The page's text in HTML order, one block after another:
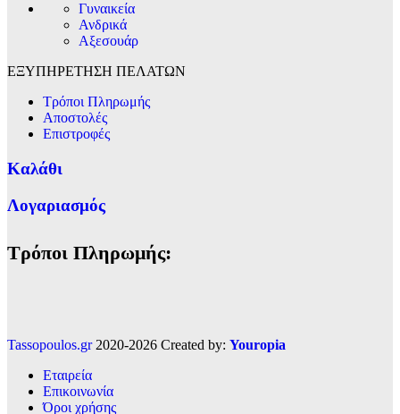
Γυναικεία
Ανδρικά
Αξεσουάρ
ΕΞΥΠΗΡΕΤΗΣΗ ΠΕΛΑΤΩΝ
Τρόποι Πληρωμής
Αποστολές
Επιστροφές
Καλάθι
Λογαριασμός
Τρόποι Πληρωμής:
Tassopoulos.gr2020-2026 Created by: Youropia
Εταιρεία
Επικοινωνία
Όροι χρήσης